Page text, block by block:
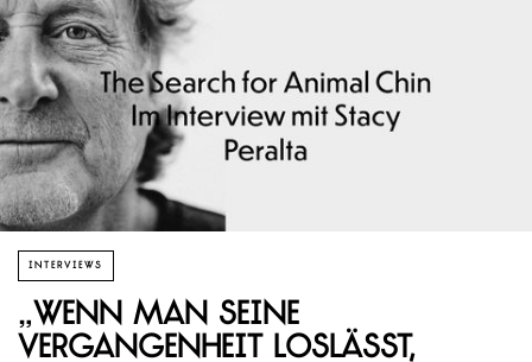
INTERVIEWS
„Wenn man seine
Vergangenheit loslässt,